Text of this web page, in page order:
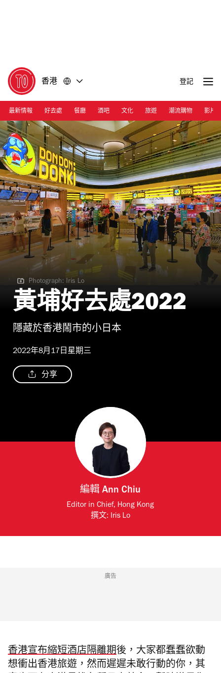
香港 登記
最新情報 好去處 餐廳 酒吧 文化 旅遊 潮流購物 影片
Photograph: Iris Lo
Photograph: Iris Lo
黃埔好去處2022
隱藏於香港鬧市的小日本
2022年8月17日星期三
分享
編輯Ann Chiu
Editor in Chief, Hong Kong
撰文: Iris Lo
廣告
香港宣布縮短酒店隔離期後，大家都蠢蠢欲動
想衝出香港旅遊，然而遲遲未敢行動的你，其